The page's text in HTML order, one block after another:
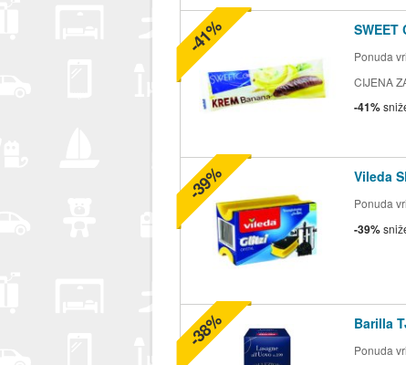
SWEET
Ponuda
CIJENA
-41%
-41%
Vileda
Ponuda
-39%
-39%
Barilla
Ponuda
-38%